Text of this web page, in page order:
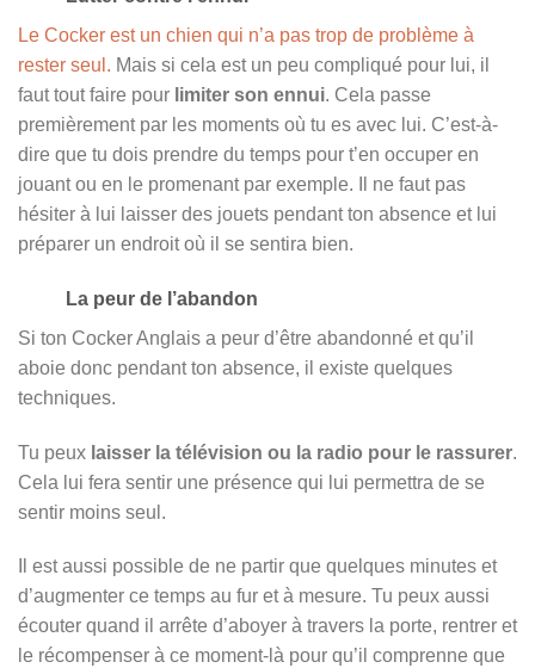
Le Cocker est un chien qui n’a pas trop de problème à
rester seul. Mais si cela est un peu compliqué pour lui, il
faut tout faire pour limiter son ennui. Cela passe
premièrement par les moments où tu es avec lui. C’est-à-
dire que tu dois prendre du temps pour t’en occuper en
jouant ou en le promenant par exemple. Il ne faut pas
hésiter à lui laisser des jouets pendant ton absence et lui
préparer un endroit où il se sentira bien.
La peur de l’abandon
Si ton Cocker Anglais a peur d’être abandonné et qu’il
aboie donc pendant ton absence, il existe quelques
techniques.
Tu peux laisser la télévision ou la radio pour le rassurer.
Cela lui fera sentir une présence qui lui permettra de se
sentir moins seul.
Il est aussi possible de ne partir que quelques minutes et
d’augmenter ce temps au fur et à mesure. Tu peux aussi
écouter quand il arrête d’aboyer à travers la porte, rentrer et
le récompenser à ce moment-là pour qu’il comprenne que